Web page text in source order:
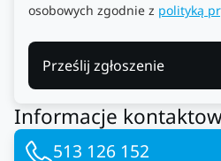
osobowych zgodnie z polityką
Prześlij zgłoszenie
Informacje
513 126 152